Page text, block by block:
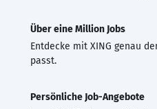
Über eine Million Jobs
Entdecke mit XING genau
passt.
Persönliche Job-Angebote